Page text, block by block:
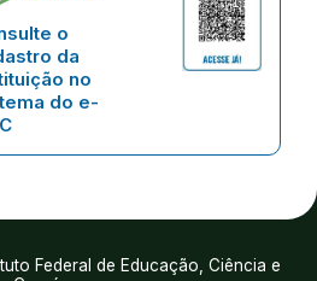
o
da
no
do e-
Federal de Educação, Ciência e